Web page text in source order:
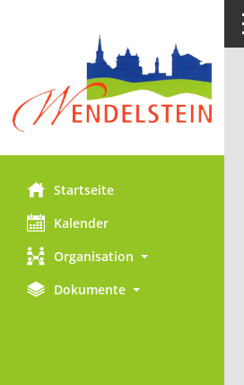
Startseite
Kalender
Organisation
Dokumente